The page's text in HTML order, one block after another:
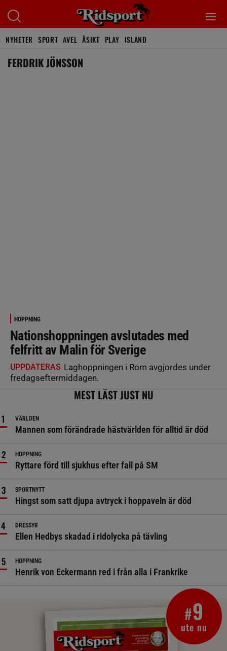
NYHETER SPORT AVEL ÅSIKT PLAY ISLAND
FERDRIK JÖNSSON
HOPPNING
Nationshoppningen avslutades med
felfritt av Malin för Sverige
UPPDATERAS Laghoppningen i Rom avgjordes under
fredagseftermiddagen.
MEST LÄST JUST NU
VÄRLDEN
Mannen som förändrade hästvärlden för alltid är död
HOPPNING
Ryttare förd till sjukhus efter fall på SM
SPORTNYTT
Hingst som satt djupa avtryck i hoppaveln är död
DRESSYR
Ellen Hedbys skadad i ridolycka på tävling
HOPPNING
Henrik von Eckermann red i från alla i Frankrike
#9
ute nu